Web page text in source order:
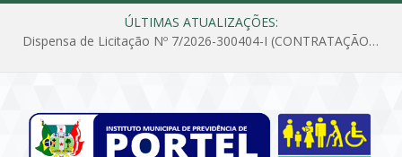
ÚLTIMAS ATUALIZAÇÕES:
Dispensa de Licitação Nº 7/2026-300404-I (CONTRATAÇÃO DE EMPRESA PARA MANUTENÇÃO E REPARAÇÃO DE APARELHOS DE AR CONDICIONADO, EM ATENDIMENTO ÀS NECESSIDADES DO INSTITUTO DE PREVIDÊNCIA MUNICIPAL DE PORTEL/PA)